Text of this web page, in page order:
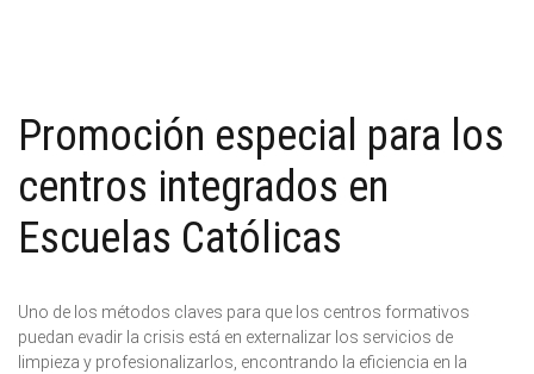
Promoción especial para los
centros integrados en
Escuelas Católicas
Uno de los métodos claves para que los centros formativos
puedan evadir la crisis está en externalizar los servicios de
limpieza y profesionalizarlos, encontrando la eficiencia en la